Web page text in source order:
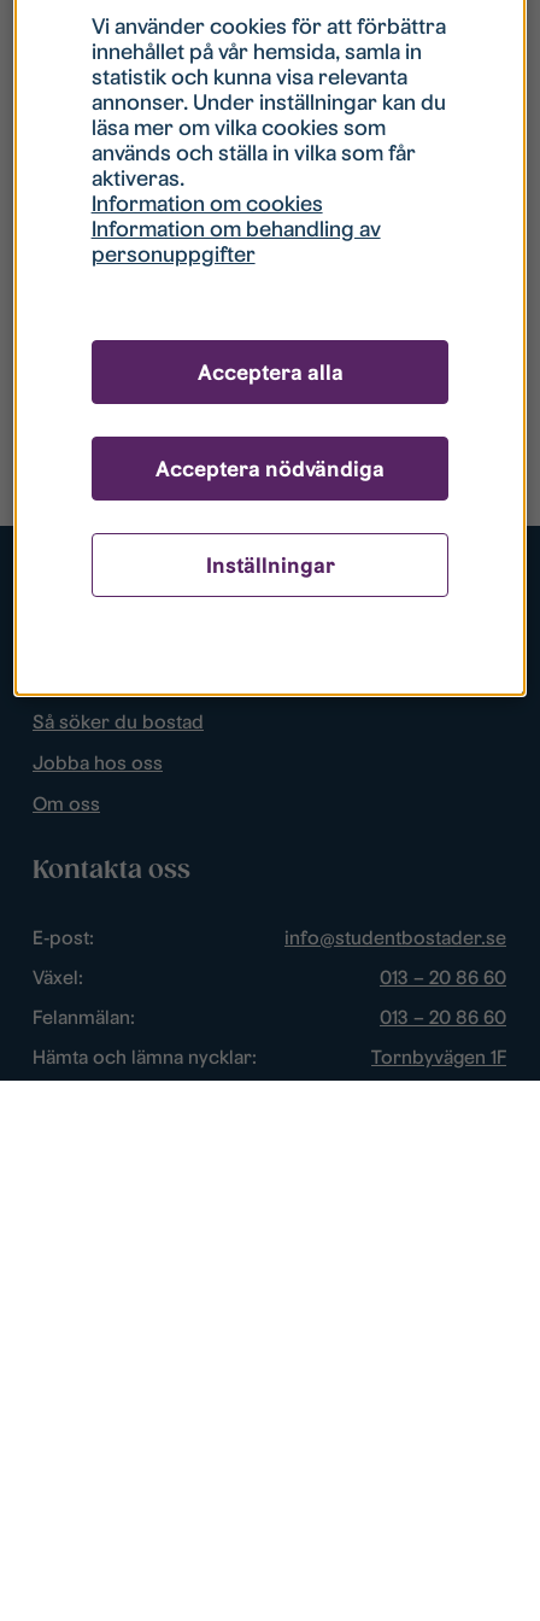
Populära sidor
Så söker du bostad
Jobba hos oss
Om oss
Kontakta oss
E-post:
info@studentbostader.se
Växel:
013 – 20 86 60
Felanmälan:
013 – 20 86 60
Hämta och lämna nycklar:
Tornbyvägen 1F
Vi använder cookies för att förbättra
innehållet på vår hemsida, samla in
statistik och kunna visa relevanta
annonser. Under inställningar kan du
läsa mer om vilka cookies som
används och ställa in vilka som får
aktiveras.
Information om cookies
Information om behandling av
personuppgifter
Inställningar
Acceptera nödvändiga
Acceptera alla